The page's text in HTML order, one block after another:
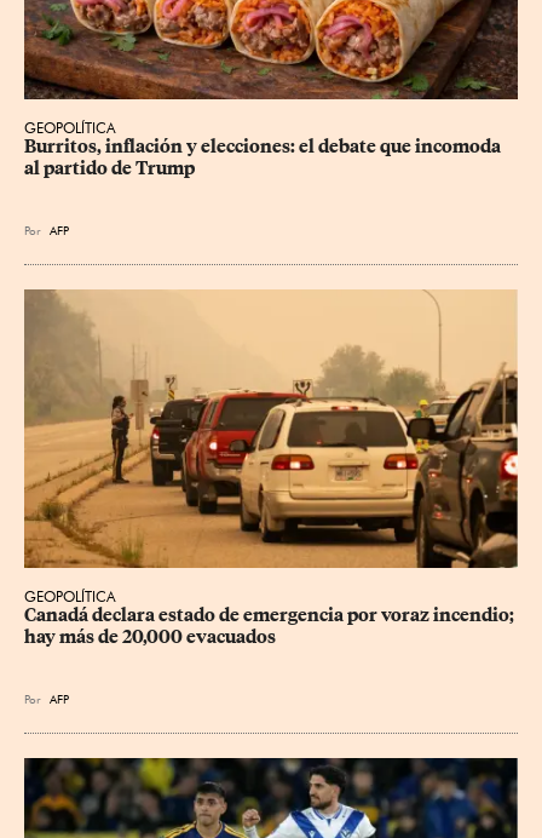
GEOPOLÍTICA
Burritos, inflación y elecciones: el debate que incomoda
al partido de Trump
Por AFP
GEOPOLÍTICA
Canadá declara estado de emergencia por voraz incendio;
hay más de 20,000 evacuados
Por AFP